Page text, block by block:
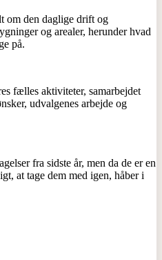
om den daglige drift og
og arealer, herunder hvad
på.
fælles aktiviteter, samarbejdet
udvalgenes arbejde og
fra sidste år, men da de er en
at tage dem med igen, håber i